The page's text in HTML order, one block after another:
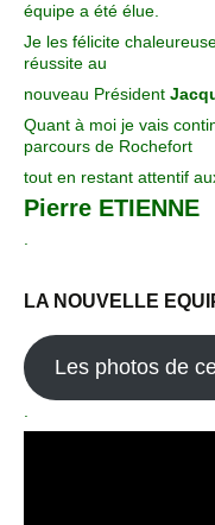
équipe a été élue.
Je les félicite
réussite au
nouveau Président
Quant à moi je vais
parcours de Rochefort
tout en restant attentif
Pierre ETIENNE
LA NOUVELLE
Les photos de